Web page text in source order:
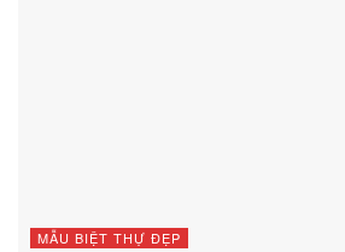
MẪU BIỆT THỰ ĐẸP